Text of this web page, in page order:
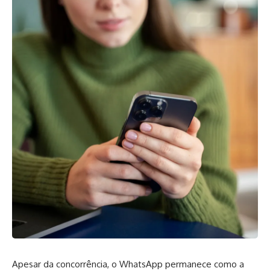
Apesar da concorrência, o WhatsApp permanece como a